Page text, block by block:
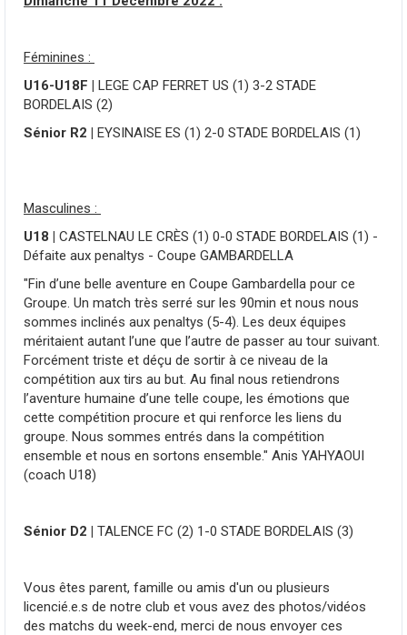
Féminines :
U16-U18F | LEGE CAP FERRET US (1) 3-2 STADE
BORDELAIS (2)
Sénior R2 | EYSINAISE ES (1) 2-0 STADE BORDELAIS (1)
Masculines :
U18 | CASTELNAU LE CRÈS (1) 0-0 STADE BORDELAIS (1) -
Défaite aux penaltys - Coupe GAMBARDELLA
"Fin d’une belle aventure en Coupe Gambardella pour ce
Groupe. Un match très serré sur les 90min et nous nous
sommes inclinés aux penaltys (5-4). Les deux équipes
méritaient autant l’une que l’autre de passer au tour suivant.
Forcément triste et déçu de sortir à ce niveau de la
compétition aux tirs au but. Au final nous retiendrons
l’aventure humaine d’une telle coupe, les émotions que
cette compétition procure et qui renforce les liens du
groupe. Nous sommes entrés dans la compétition
ensemble et nous en sortons ensemble." Anis YAHYAOUI
(coach U18)
Sénior D2 | TALENCE FC (2) 1-0 STADE BORDELAIS (3)
Vous êtes parent, famille ou amis d'un ou plusieurs
licencié.e.s de notre club et vous avez des photos/vidéos
des matchs du week-end, merci de nous envoyer ces